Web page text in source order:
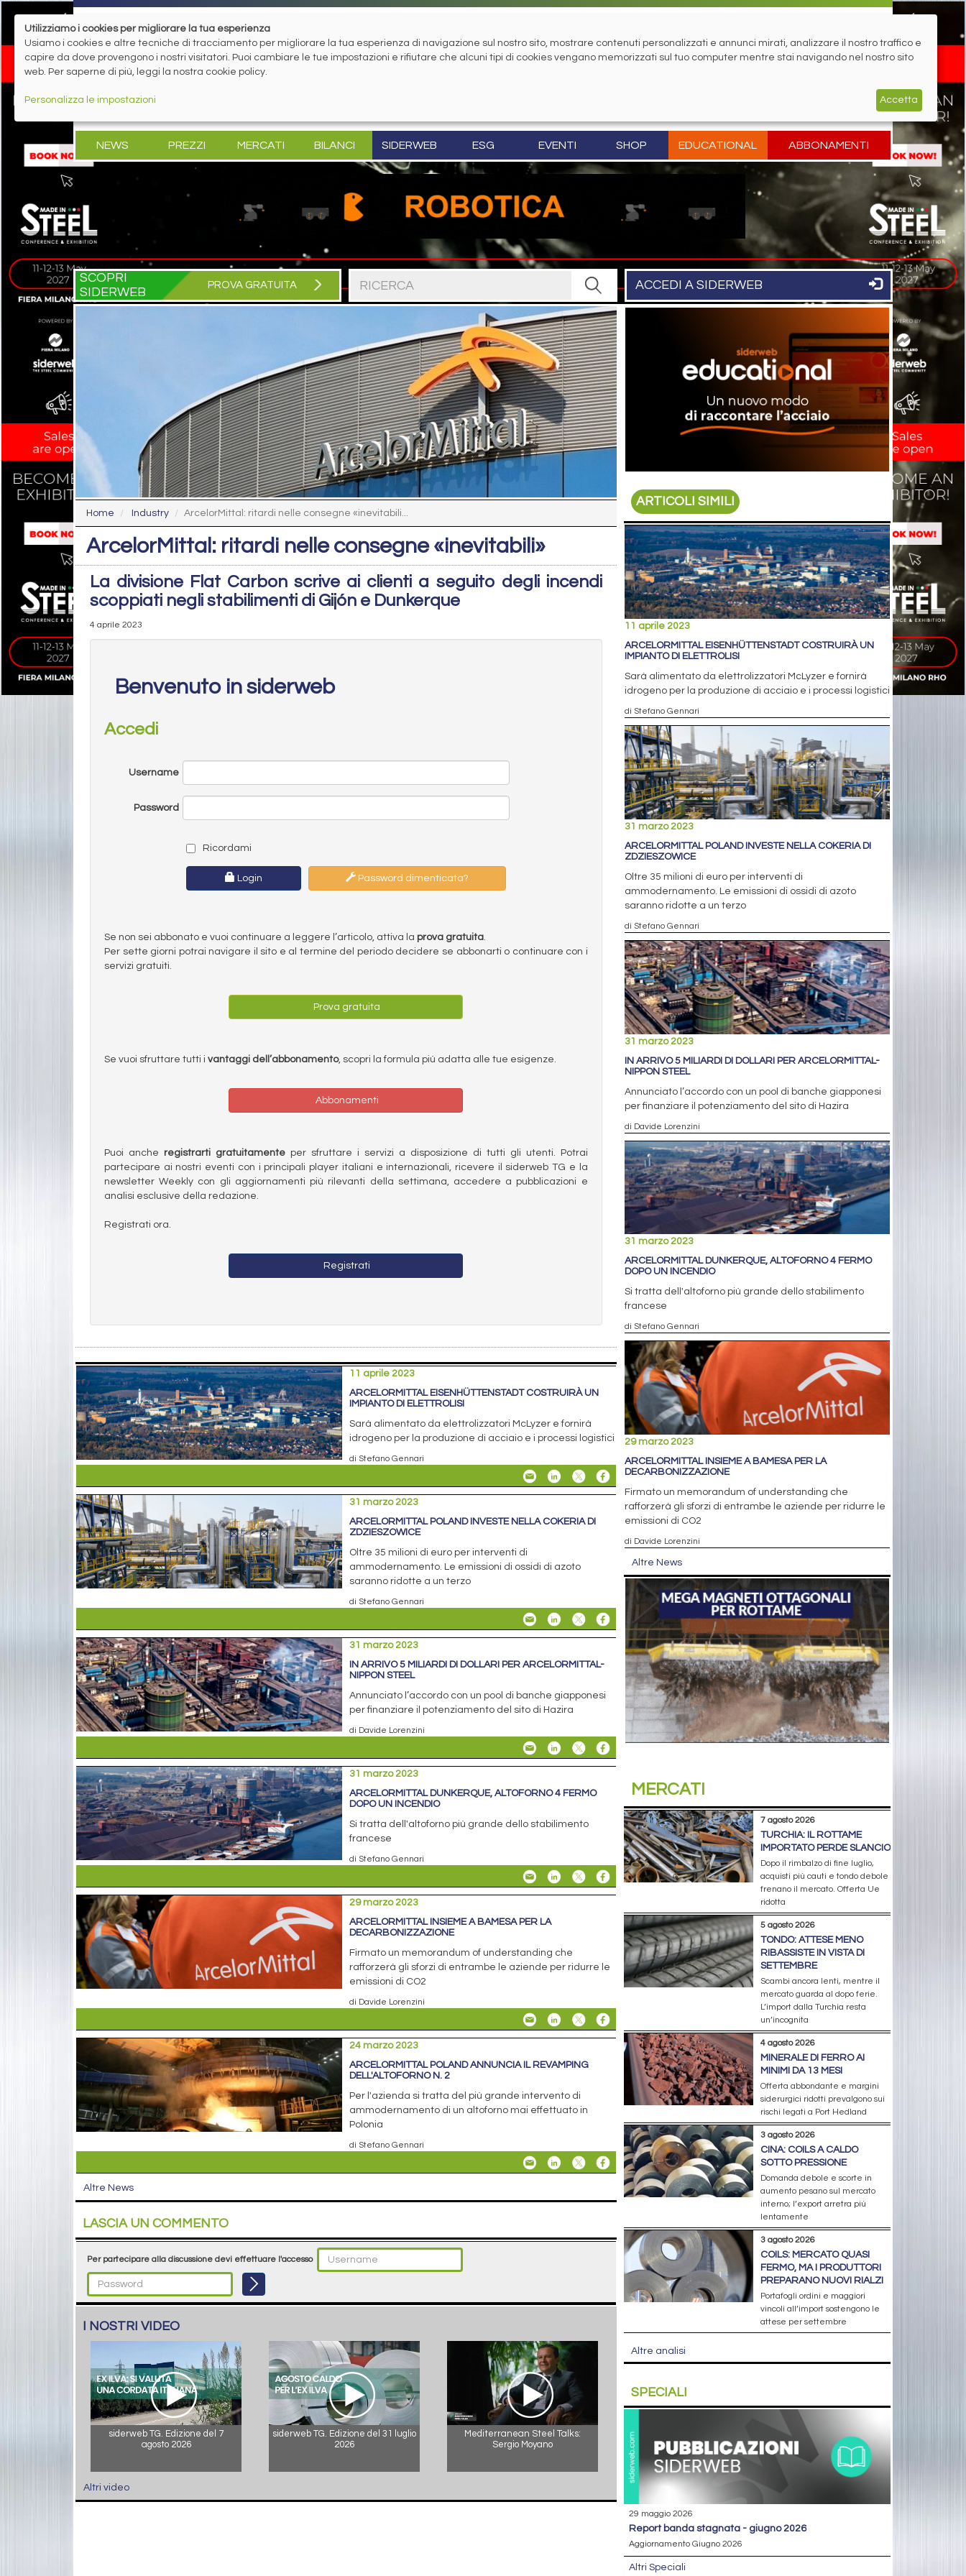
NEWS PREZZI MERCATI BILANCI SIDERWEB ESG EVENTI SHOP EDUCATIONAL ABBONAMENTI
SCOPRI
SIDERWEB
PROVA GRATUITA ACCEDI A SIDERWEB
Home Industry ArcelorMittal: ritardi nelle consegne «inevitabili...
ArcelorMittal: ritardi nelle consegne «inevitabili»
La divisione Flat Carbon scrive ai clienti a seguito degli incendi
scoppiati negli stabilimenti di Gijón e Dunkerque
4 aprile 2023
Benvenuto in siderweb
Accedi
Username
Password
Ricordami
Login Password dimenticata?
Se non sei abbonato e vuoi continuare a leggere l’articolo, attiva la prova gratuita.
Per sette giorni potrai navigare il sito e al termine del periodo decidere se abbonarti o continuare con i
servizi gratuiti.
Prova gratuita
Se vuoi sfruttare tutti i vantaggi dell’abbonamento, scopri la formula più adatta alle tue esigenze.
Abbonamenti
Puoi anche registrarti gratuitamenteper sfruttare i servizi a disposizione di tutti gli utenti. Potrai
partecipare ai nostri eventi con i principali player italiani e internazionali, ricevere il siderweb TG e la
newsletter Weekly con gli aggiornamenti più rilevanti della settimana, accedere a pubblicazioni e
analisi esclusive della redazione.
Registrati ora.
Registrati
11 aprile 2023
ARCELORMITTAL EISENHÜTTENSTADT COSTRUIRÀ UN
IMPIANTO DI ELETTROLISI
Sarà alimentato da elettrolizzatori McLyzer e fornirà
idrogeno per la produzione di acciaio e i processi logistici
di Stefano Gennari
31 marzo 2023
ARCELORMITTAL POLAND INVESTE NELLA COKERIA DI
ZDZIESZOWICE
Oltre 35 milioni di euro per interventi di
ammodernamento. Le emissioni di ossidi di azoto
saranno ridotte a un terzo
di Stefano Gennari
31 marzo 2023
IN ARRIVO 5 MILIARDI DI DOLLARI PER ARCELORMITTAL-
NIPPON STEEL
Annunciato l’accordo con un pool di banche giapponesi
per finanziare il potenziamento del sito di Hazira
di Davide Lorenzini
31 marzo 2023
ARCELORMITTAL DUNKERQUE, ALTOFORNO 4 FERMO
DOPO UN INCENDIO
Si tratta dell'altoforno più grande dello stabilimento
francese
di Stefano Gennari
29 marzo 2023
ARCELORMITTAL INSIEME A BAMESA PER LA
DECARBONIZZAZIONE
Firmato un memorandum of understanding che
rafforzerà gli sforzi di entrambe le aziende per ridurre le
emissioni di CO2
di Davide Lorenzini
24 marzo 2023
ARCELORMITTAL POLAND ANNUNCIA IL REVAMPING
DELL'ALTOFORNO N. 2
Per l'azienda si tratta del più grande intervento di
ammodernamento di un altoforno mai effettuato in
Polonia
di Stefano Gennari
Altre News
LASCIA UN COMMENTO
Per partecipare alla discussione devi effettuare l'accesso
I NOSTRI VIDEO
siderweb TG. Edizione del 7
agosto 2026
siderweb TG. Edizione del 31 luglio
2026
Mediterranean Steel Talks:
Sergio Moyano
Altri video
ARTICOLI SIMILI
11 aprile 2023
ARCELORMITTAL EISENHÜTTENSTADT COSTRUIRÀ UN
IMPIANTO DI ELETTROLISI
Sarà alimentato da elettrolizzatori McLyzer e fornirà
idrogeno per la produzione di acciaio e i processi logistici
di Stefano Gennari
31 marzo 2023
ARCELORMITTAL POLAND INVESTE NELLA COKERIA DI
ZDZIESZOWICE
Oltre 35 milioni di euro per interventi di
ammodernamento. Le emissioni di ossidi di azoto
saranno ridotte a un terzo
di Stefano Gennari
31 marzo 2023
IN ARRIVO 5 MILIARDI DI DOLLARI PER ARCELORMITTAL-
NIPPON STEEL
Annunciato l’accordo con un pool di banche giapponesi
per finanziare il potenziamento del sito di Hazira
di Davide Lorenzini
31 marzo 2023
ARCELORMITTAL DUNKERQUE, ALTOFORNO 4 FERMO
DOPO UN INCENDIO
Si tratta dell'altoforno più grande dello stabilimento
francese
di Stefano Gennari
29 marzo 2023
ARCELORMITTAL INSIEME A BAMESA PER LA
DECARBONIZZAZIONE
Firmato un memorandum of understanding che
rafforzerà gli sforzi di entrambe le aziende per ridurre le
emissioni di CO2
di Davide Lorenzini
Altre News
MERCATI
7 agosto 2026
TURCHIA: IL ROTTAME
IMPORTATO PERDE SLANCIO
Dopo il rimbalzo di fine luglio,
acquisti più cauti e tondo debole
frenano il mercato. Offerta Ue
ridotta
5 agosto 2026
TONDO: ATTESE MENO
RIBASSISTE IN VISTA DI
SETTEMBRE
Scambi ancora lenti, mentre il
mercato guarda al dopo ferie.
L’import dalla Turchia resta
un’incognita
4 agosto 2026
MINERALE DI FERRO AI
MINIMI DA 13 MESI
Offerta abbondante e margini
siderurgici ridotti prevalgono sui
rischi legati a Port Hedland
3 agosto 2026
CINA: COILS A CALDO
SOTTO PRESSIONE
Domanda debole e scorte in
aumento pesano sul mercato
interno; l’export arretra più
lentamente
3 agosto 2026
COILS: MERCATO QUASI
FERMO, MA I PRODUTTORI
PREPARANO NUOVI RIALZI
Portafogli ordini e maggiori
vincoli all’import sostengono le
attese per settembre
Altre analisi
SPECIALI
29 maggio 2026
report banda stagnata - giugno 2026
Aggiornamento Giugno 2026
Altri Speciali
Utilizziamo i cookies per migliorare la tua esperienza
Usiamo i cookies e altre tecniche di tracciamento per migliorare la tua esperienza di navigazione sul nostro sito, mostrare contenuti personalizzati e annunci mirati, analizzare il nostro traffico e
capire da dove provengono i nostri visitatori. Puoi cambiare le tue impostazioni e rifiutare che alcuni tipi di cookies vengano memorizzati sul tuo computer mentre stai navigando nel nostro sito
web. Per saperne di più, leggi la nostra cookie policy.
Personalizza le impostazioni Accetta